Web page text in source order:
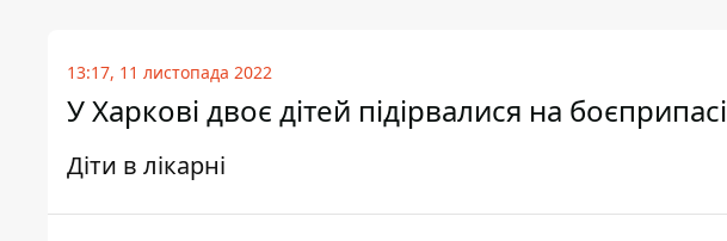
13:17, 11 листопада 2022
У Харкові двоє дітей підірвалися на боєприпасі
Діти в лікарні